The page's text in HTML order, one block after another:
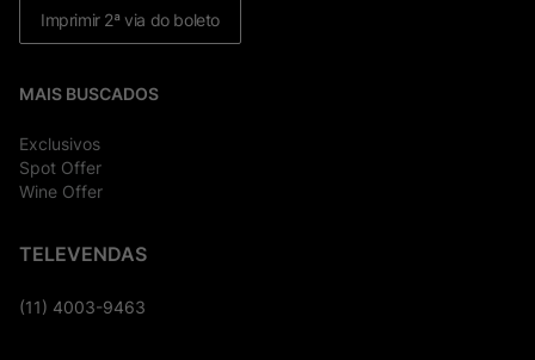
Imprimir 2ª via do boleto
MAIS BUSCADOS
Exclusivos
Spot Offer
Wine Offer
TELEVENDAS
(11) 4003-9463